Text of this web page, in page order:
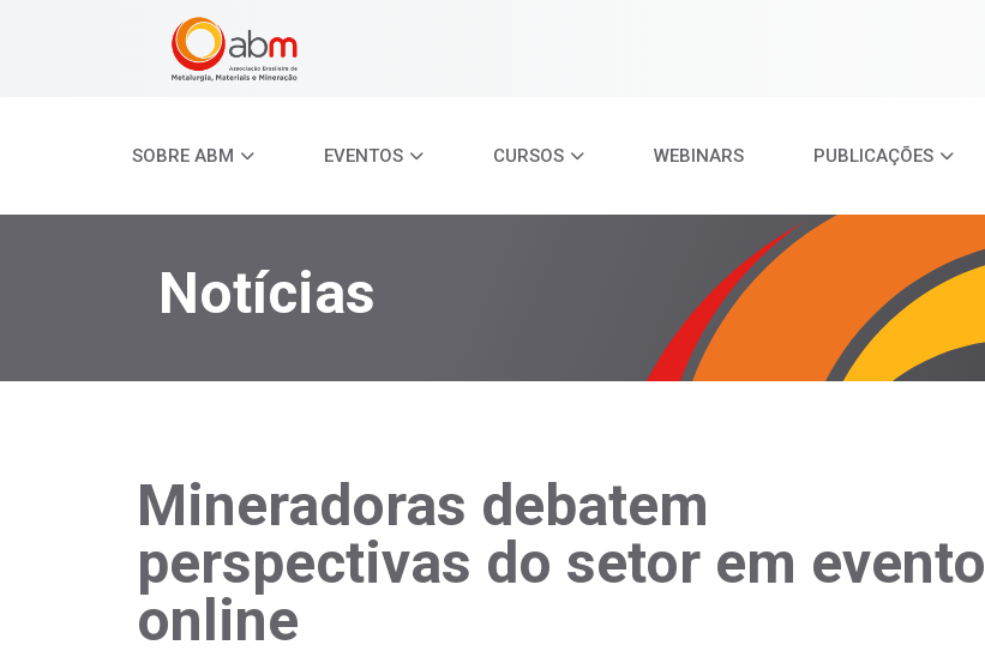
SOBRE ABM EVENTOS CURSOS WEBINARS PUBLICAÇÕES
Notícias
Mineradoras debatem
perspectivas do setor em evento
online